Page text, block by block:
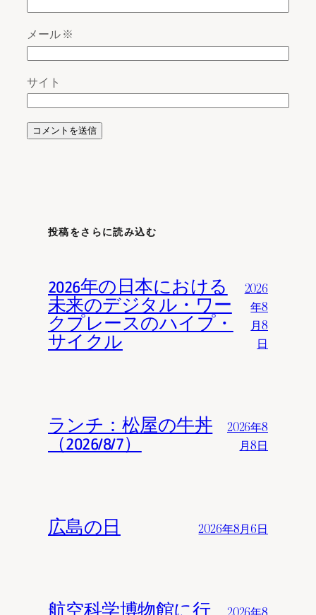
メール※
サイト
投稿をさらに読み込む
2026年の日本における
未来のデジタル・ワー
クプレースのハイプ・
サイクル
2026
年8
月8
日
ランチ：松屋の牛丼
（2026/8/7）
2026年8
月8日
広島の日 2026年8月6日
2026年8